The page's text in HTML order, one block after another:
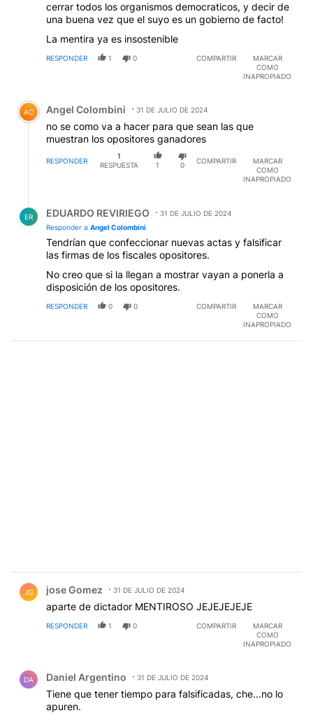
cerrar todos los organismos democraticos, y decir de
una buena vez que el suyo es un gobierno de facto!
La mentira ya es insostenible
RESPONDER 1 0 COMPARTIR
MARCAR
COMO
INAPROPIADO
Comentario de Angel Colombini.
AC Angel Colombini 31 DE JULIO DE 2024
no se como va a hacer para que sean las que
muestran los opositores ganadores
RESPONDER
1
RESPUESTA
1 0
COMPARTIR
MARCAR
COMO
INAPROPIADO
ER EDUARDO REVIRIEGO
31 DE JULIO DE 2024
Responder a Angel Colombini
Tendrían que confeccionar nuevas actas y falsificar
las firmas de los fiscales opositores.
No creo que si la llegan a mostrar vayan a ponerla a
disposición de los opositores.
RESPONDER 0 0 COMPARTIR
MARCAR
COMO
INAPROPIADO
JG jose Gomez 31 DE JULIO DE 2024
aparte de dictador MENTIROSO JEJEJEJEJE
RESPONDER 1 0 COMPARTIR
MARCAR
COMO
INAPROPIADO
DA Daniel Argentino 31 DE JULIO DE 2024
Tiene que tener tiempo para falsificadas, che...no lo
apuren.